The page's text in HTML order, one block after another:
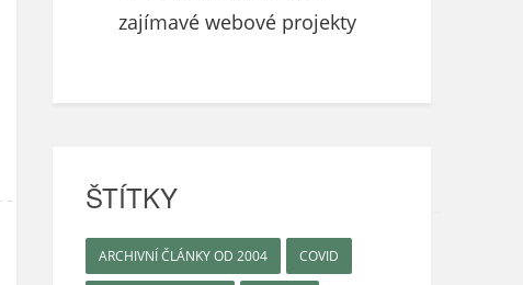
zajímavé webové projekty
ŠTÍTKY
ARCHIVNÍ ČLÁNKY OD 2004 COVID